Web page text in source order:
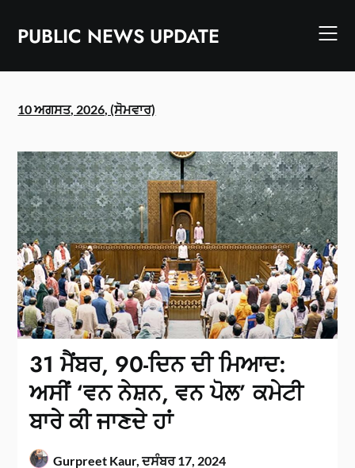
contentPUBLIC NEWS UPDATE
10 ਅਗਸਤ, 2026, (ਸੋਮਵਾਰ)
31 ਮੈਂਬਰ, 90-ਦਿਨ ਦੀ ਮਿਆਦ:
ਅਸੀਂ ‘ਵਨ ਨੇਸ਼ਨ, ਵਨ ਪੋਲ’ ਕਮੇਟੀ
ਬਾਰੇ ਕੀ ਜਾਣਦੇ ਹਾਂ
Gurpreet Kaur,ਦਸੰਬਰ 17, 2024